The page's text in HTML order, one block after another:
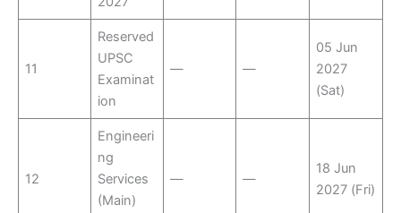
11
Reserved
UPSC
Examinat
ion
— —
05 Jun
2027
(Sat)
12
Engineeri
ng
Services
(Main)
— —
18 Jun
2027 (Fri)